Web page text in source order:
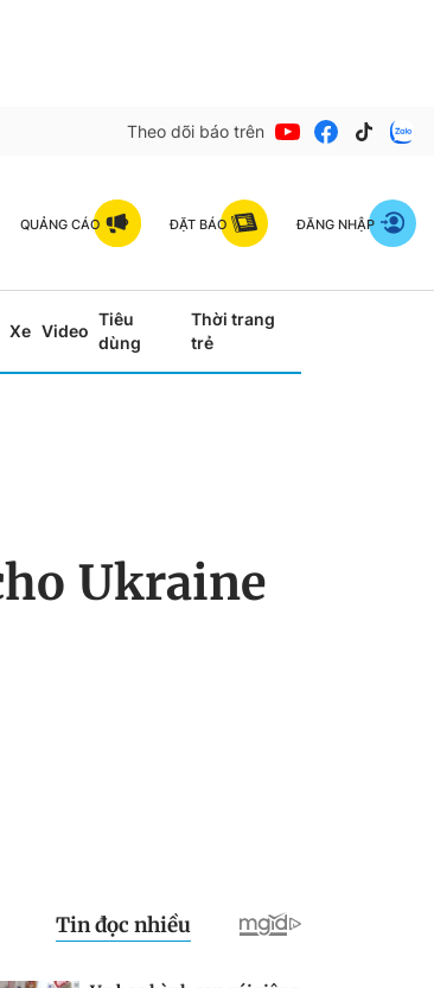
Theo dõi báo trên
QUẢNG CÁO ĐẶT BÁO ĐĂNG NHẬP
Xe Video
Tiêu
dùng
Thời trang
trẻ
Ukraine